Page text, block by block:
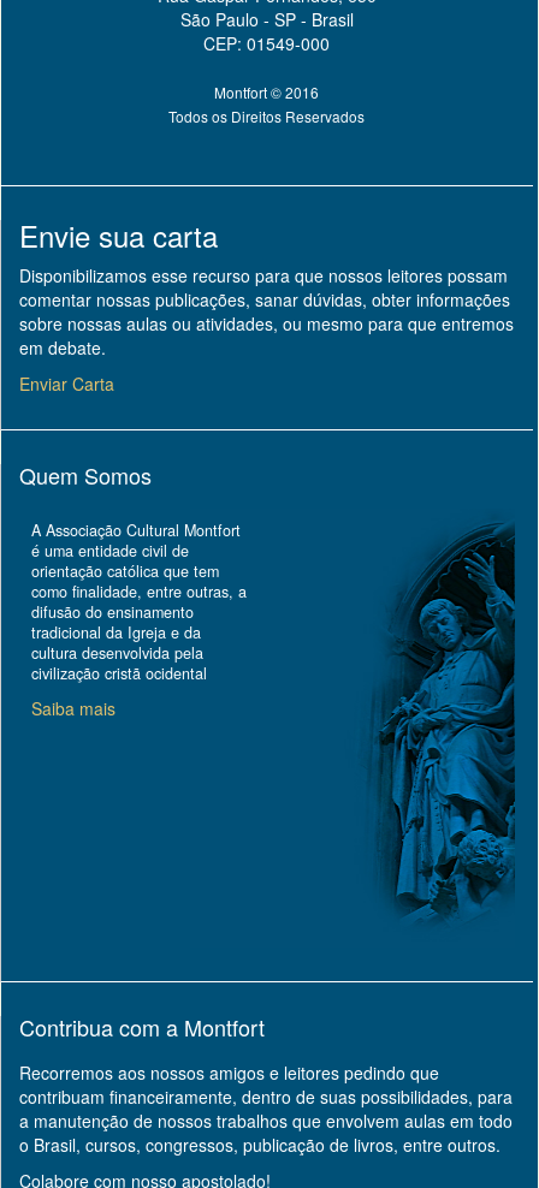
São Paulo - SP - Brasil
CEP: 01549-000
Montfort © 2016
Todos os Direitos Reservados
Envie sua carta
Disponibilizamos esse recurso para que nossos leitores possam
comentar nossas publicações, sanar dúvidas, obter informações
sobre nossas aulas ou atividades, ou mesmo para que entremos
em debate.
Enviar Carta
Quem Somos
A Associação Cultural Montfort
é uma entidade civil de
orientação católica que tem
como finalidade, entre outras, a
difusão do ensinamento
tradicional da Igreja e da
cultura desenvolvida pela
civilização cristã ocidental
Saiba mais
Contribua com a Montfort
Recorremos aos nossos amigos e leitores pedindo que
contribuam financeiramente, dentro de suas possibilidades, para
a manutenção de nossos trabalhos que envolvem aulas em todo
o Brasil, cursos, congressos, publicação de livros, entre outros.
Colabore com nosso apostolado!